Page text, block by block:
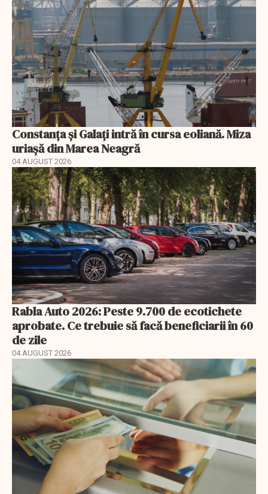
Constanța și Galați intră în cursa eoliană. Miza
uriașă din Marea Neagră
04 AUGUST 2026
Rabla Auto 2026: Peste 9.700 de ecotichete
aprobate. Ce trebuie să facă beneficiarii în 60
de zile
04 AUGUST 2026